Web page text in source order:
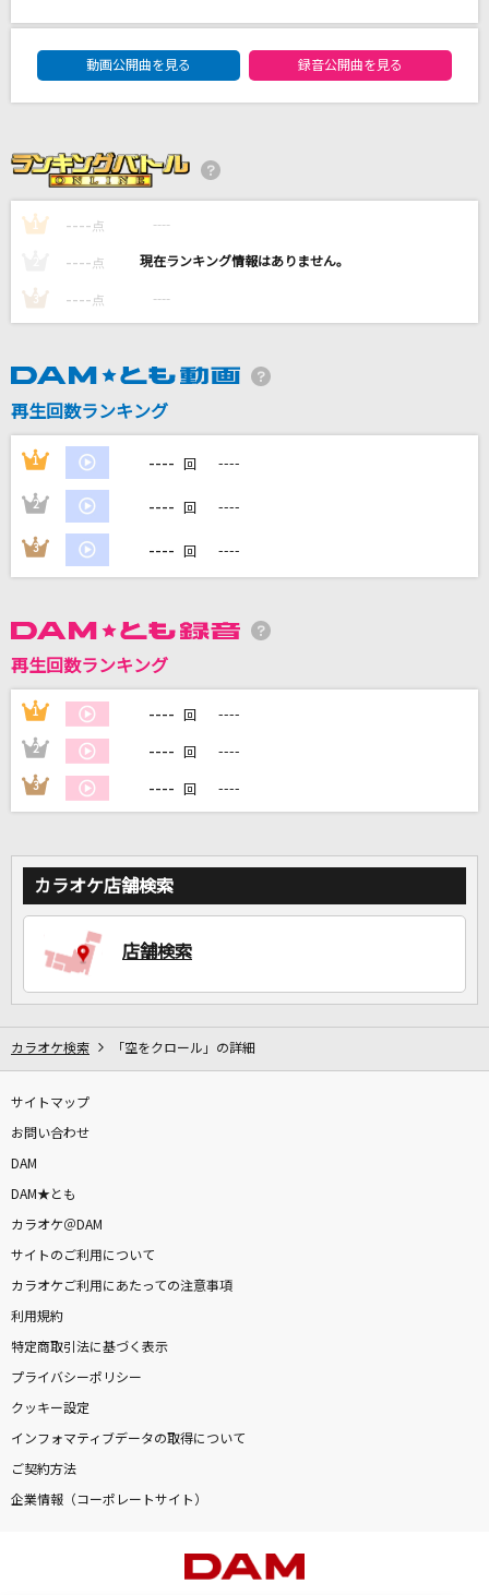
Believe
近藤利樹
[生音]恋人ごっこ
マカロニえんぴつ
流転の花
橘ゆうじ
カラオケ最新情報をチェック！
DAM★ともボーカルエントリーランキング
動画公開曲を見る
録音公開曲を見る
1 ---- 点 ----
---- 点 ----
3 ---- 点 ----
再生回数ランキング
1 ---- 回 ----
2 ---- 回 ----
3 ---- 回 ----
再生回数ランキング
1 ---- 回 ----
2 ---- 回 ----
3 ---- 回 ----
カラオケ店舗検索
店舗検索
カラオケ検索 「空をクロール」の詳細
サイトマップ
お問い合わせ
DAM
DAM★とも
カラオケ＠DAM
サイトのご利用について
カラオケご利用にあたっての注意事項
利用規約
特定商取引法に基づく表示
プライバシーポリシー
クッキー設定
インフォマティブデータの取得について
ご契約方法
企業情報（コーポレートサイト）